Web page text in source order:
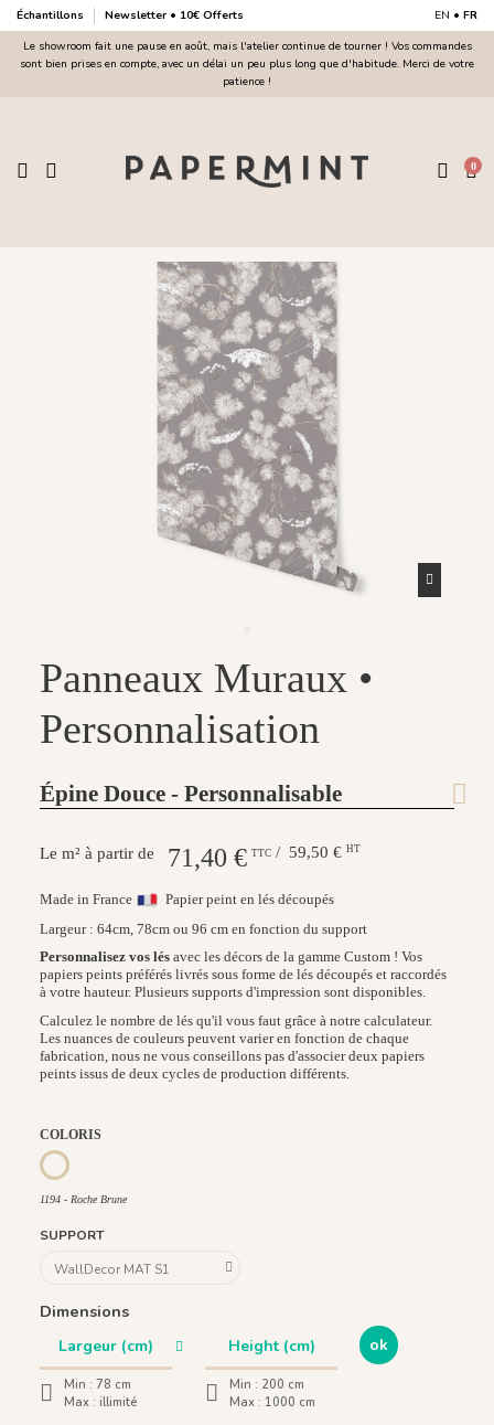
Échantillons Newsletter • 10€ Offerts EN • FR
Le showroom fait une pause en août, mais l'atelier continue de tourner ! Vos commandes
sont bien prises en compte, avec un délai un peu plus long que d'habitude. Merci de votre
patience !
0
Panneaux Muraux •
Personnalisation
Épine Douce - Personnalisable
71,40 € TTC / 59,50 € HT
Made in France
Papier peint en lés découpés
Largeur : 64cm, 78cm ou 96 cm en fonction du support
Personnalisez vos lés avec les décors de la gamme Custom ! Vos
papiers peints préférés livrés sous forme de lés découpés et raccordés
à votre hauteur. Plusieurs supports d'impression sont disponibles.
Calculez le nombre de lés qu'il vous faut grâce à notre calculateur.
Les nuances de couleurs peuvent varier en fonction de chaque
fabrication, nous ne vous conseillons pas d'associer deux papiers
peints issus de deux cycles de production différents.
COLORIS
1194 - Roche Brune
1194 - Roche Brune
SUPPORT
Dimensions
Min : 78 cm
Max : illimité
Min : 200 cm
Max : 1000 cm
ok